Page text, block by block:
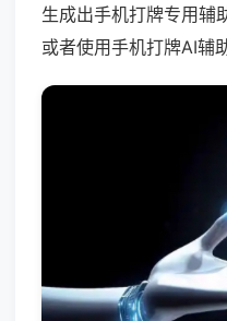
生成出手机打牌专用辅
或者使用手机打牌AI辅